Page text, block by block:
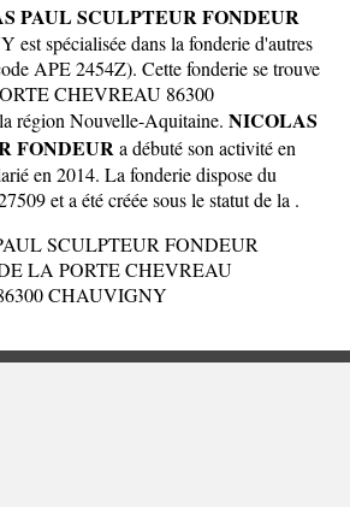
PAUL SCULPTEUR FONDEUR
spécialisée dans la fonderie d'autres
APE 2454Z). Cette fonderie se trouve
CHEVREAU 86300
région Nouvelle-Aquitaine. NICOLAS
FONDEURa débuté son activité en
en 2014. La fonderie dispose du
et a été créée sous le statut de la .
SCULPTEUR FONDEUR
LA PORTE CHEVREAU
CHAUVIGNY